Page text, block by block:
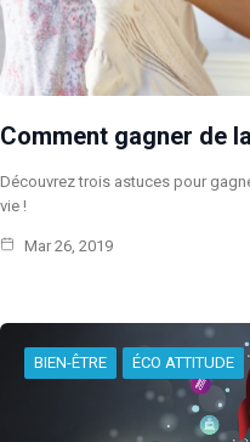
Comment gagner de
Découvrez trois astuces pour
vie !
Mar 26, 2019
BIEN-ÊTRE ÉCO ATTITUDE